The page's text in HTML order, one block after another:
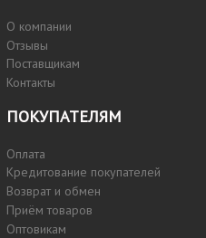
О компании
Отзывы
Поставщикам
Контакты
ПОКУПАТЕЛЯМ
Оплата
Кредитование покупателей
Возврат и обмен
Приём товаров
Оптовикам